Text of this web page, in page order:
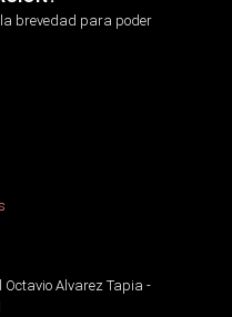
brevedad para poder
Octavio Alvarez Tapia -